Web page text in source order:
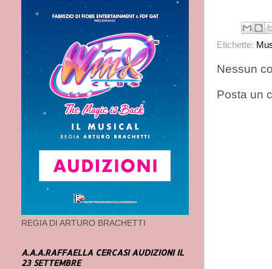
Etichette:
Nessun
Posta un
REGIA DI ARTURO BRACHETTI
A.A.A.RAFFAELLA CERCASI AUDIZIONI IL
23 SETTEMBRE